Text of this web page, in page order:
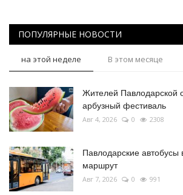
ПОПУЛЯРНЫЕ НОВОСТИ
на этой неделе В этом месяце
Жителей Павлодарской
арбузный фестиваль
Авг 4, 2026 0 2308
Павлодарские
маршрут
Авг 7, 2026 0 991